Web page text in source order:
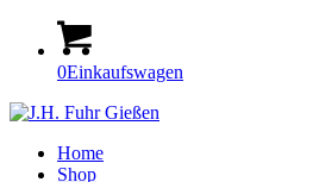
0Einkaufswagen
Home
Shop